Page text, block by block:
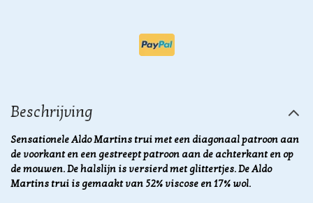
Beschrijving
Sensationele Aldo Martins trui met een diagonaal patroon aan
de voorkant en een gestreept patroon aan de achterkant en op
de mouwen. De halslijn is versierd met glittertjes. De Aldo
Martins trui is gemaakt van 52% viscose en 17% wol.